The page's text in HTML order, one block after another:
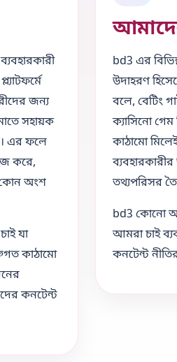
জন্য
সহায়ক
এর ফলে
করে,
কোন অংশ
যা
কাঠামো
কনটেন্ট
bd3 এর
উদাহরণ
বলে, বেটিং
ক্যাসিনো
কাঠামো
তথ্যপরিসর
bd3 কোনো
আমরা চাই
কনটেন্ট নীতির